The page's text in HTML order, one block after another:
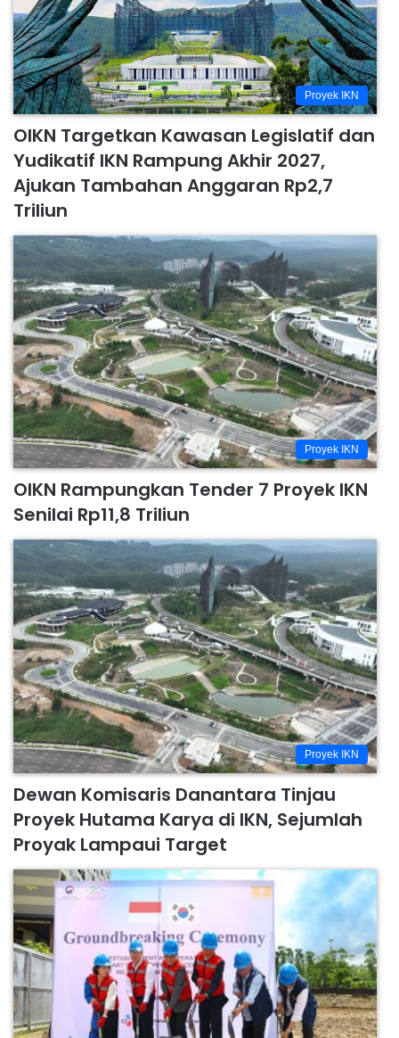
Proyek IKN
OIKN Targetkan Kawasan Legislatif dan
Yudikatif IKN Rampung Akhir 2027,
Ajukan Tambahan Anggaran Rp2,7
Triliun
Proyek IKN
OIKN Rampungkan Tender 7 Proyek IKN
Senilai Rp11,8 Triliun
Proyek IKN
Dewan Komisaris Danantara Tinjau
Proyek Hutama Karya di IKN, Sejumlah
Proyak Lampaui Target